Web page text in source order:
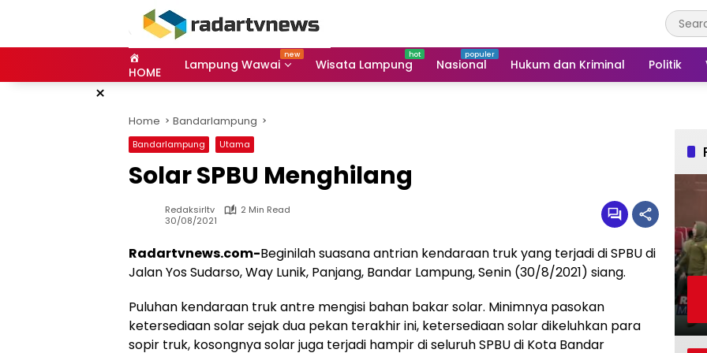
HOME Lampung Wawai Wisata Lampung Nasional Hukum dan Kriminal Politik
×
Home Bandarlampung
Bandarlampung Utama
Solar SPBU Menghilang
Redaksirltv
2 Min Read
30/08/2021
Radartvnews.com-Beginilah suasana antrian kendaraan truk yang terjadi di SPBU di
Jalan Yos Sudarso, Way Lunik, Panjang, Bandar Lampung, Senin (30/8/2021) siang.
Puluhan kendaraan truk antre mengisi bahan bakar solar. Minimnya pasokan
ketersediaan solar sejak dua pekan terakhir ini, ketersediaan solar dikeluhkan para
sopir truk, kosongnya solar juga terjadi hampir di seluruh SPBU di Kota Bandar